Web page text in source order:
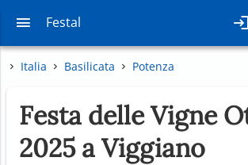
Festal
Italia Basilicata Potenza
Festa delle Vigne
2025 a Viggiano